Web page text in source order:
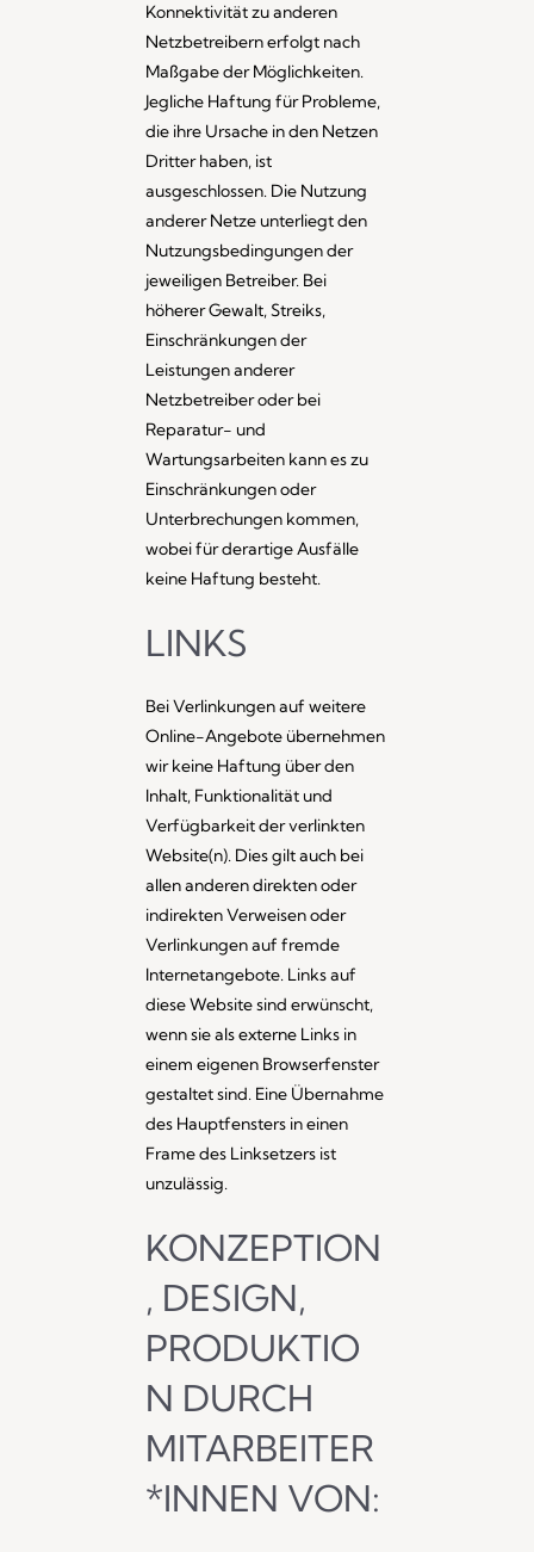
Konnektivität zu anderen
Netzbetreibern erfolgt nach
Maßgabe der Möglichkeiten.
Jegliche Haftung für Probleme,
die ihre Ursache in den Netzen
Dritter haben, ist
ausgeschlossen. Die Nutzung
anderer Netze unterliegt den
Nutzungsbedingungen der
jeweiligen Betreiber. Bei
höherer Gewalt, Streiks,
Einschränkungen der
Leistungen anderer
Netzbetreiber oder bei
Reparatur- und
Wartungsarbeiten kann es zu
Einschränkungen oder
Unterbrechungen kommen,
wobei für derartige Ausfälle
keine Haftung besteht.
LINKS
Bei Verlinkungen auf weitere
Online-Angebote übernehmen
wir keine Haftung über den
Inhalt, Funktionalität und
Verfügbarkeit der verlinkten
Website(n). Dies gilt auch bei
allen anderen direkten oder
indirekten Verweisen oder
Verlinkungen auf fremde
Internetangebote. Links auf
diese Website sind erwünscht,
wenn sie als externe Links in
einem eigenen Browserfenster
gestaltet sind. Eine Übernahme
des Hauptfensters in einen
Frame des Linksetzers ist
unzulässig.
KONZEPTION
, DESIGN,
PRODUKTIO
N DURCH
MITARBEITER
*INNEN VON: